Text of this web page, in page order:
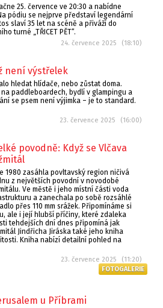
25. července ve 20:30 a nabídne
pódiu se nejprve představí legendární
slaví 35 let na scéně a přiváží do
turné „TŘICET PĚT“.
24. července 2025 (18:10)
není výstřelek
hledat hlídače, nebo zůstat doma.
na paddleboardech, bydlí v glampingu a
se psem není výjimka – je to standard.
23. července 2025 (16:00)
povodně: Když se Vlčava
1980 zasáhla povltavský region ničivá
z největších povodní v novodobé
Ve městě i jeho místní části voda
a zanechala po sobě rozsáhlé
přes 110 mm srážek. Připomínáme si
ale i její hlubší příčiny, které zdaleka
tehdejších dní dnes připomíná jak
Jindřicha Jiráska také jeho kniha
Kniha nabízí detailní pohled na
23. července 2025 (11:20)
FOTOGALERIE
u Příbrami